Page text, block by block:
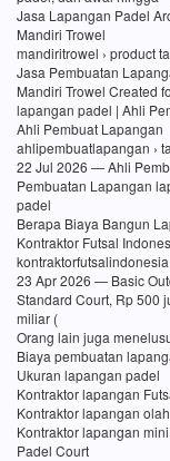
Jasa Lapangan Padel
Mandiri Trowel
mandiritrowel › product
Jasa Pembuatan
Mandiri Trowel Created
lapangan padel | Ahli
Ahli Pembuat Lapangan
ahlipembuatlapangan ›
22 Jul 2026 — Ahli
Pembuatan Lapangan
padel
Berapa Biaya Bangun
Kontraktor Futsal
23 Apr 2026 — Basic
Standard Court, Rp 500
miliar (
Orang lain juga
Biaya pembuatan
Ukuran lapangan padel
Kontraktor lapangan
Kontraktor lapangan olah
Kontraktor lapangan
Padel Court